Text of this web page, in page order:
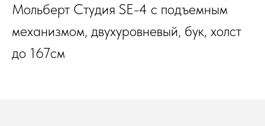
Мольберт Студия SE-4 с подъемным
механизмом, двухуровневый, бук, холст
до 167см